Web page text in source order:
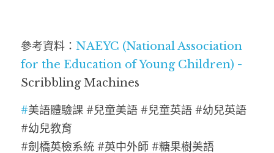
參考資料： NAEYC (National Association
Scribbling Machines
#美語體驗課 #兒童美語 #兒童英語 #幼兒英語
#幼兒教育
#劍橋英檢系統 #英中外師 #糖果樹美語